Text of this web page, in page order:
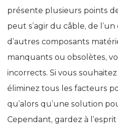
présente plusieurs points
peut s’agir du câble, de
d’autres composants
manquants ou obsolètes,
incorrects. Si vous
éliminez tous les facteurs
qu’alors qu’une solution
Cependant, gardez à